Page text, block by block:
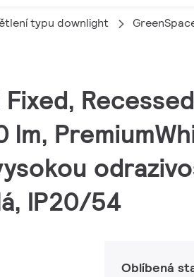
typu downlight
lm,
IP20/54
Oblíbená